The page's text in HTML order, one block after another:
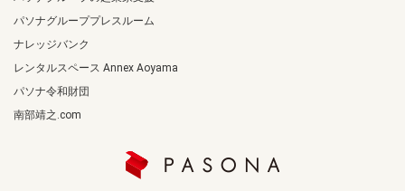
パソナグループプレスルーム
ナレッジバンク
レンタルスペース Annex Aoyama
パソナ令和財団
南部靖之.com